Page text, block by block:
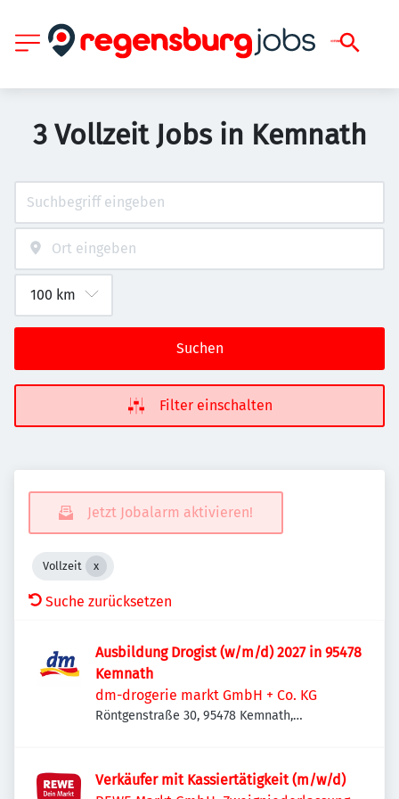
3 Vollzeit Jobs in Kemnath
Suchen
Filter einschalten
Jetzt Jobalarm aktivieren!
Vollzeit
Suche zurücksetzen
Ausbildung Drogist (w/m/d) 2027 in 95478
Kemnath
dm-drogerie markt GmbH + Co. KG
Röntgenstraße 30, 95478 Kemnath,
Verkäufer mit Kassiertätigkeit (m/w/d)